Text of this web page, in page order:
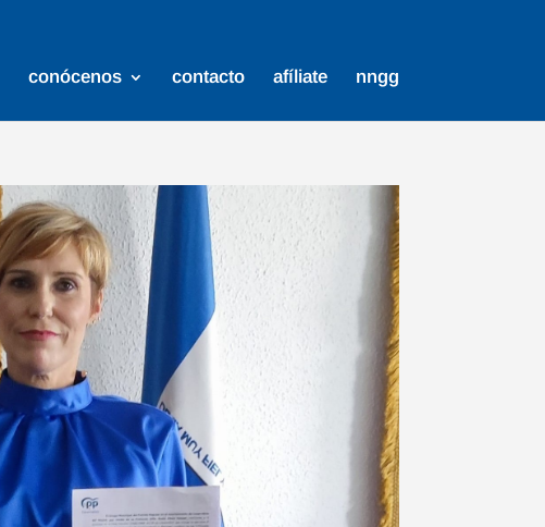
conócenos contacto afíliate nngg